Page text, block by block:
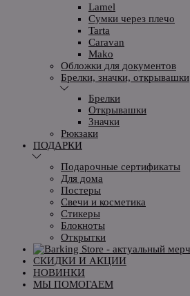
Lamel
Сумки через плечо
Tarta
Caravan
Mako
Обложки для документов
Брелки, значки, открывашки
Брелки
Открывашки
Значки
Рюкзаки
ПОДАРКИ
Подарочные сертификаты
Для дома
Постеры
Свечи и косметика
Стикеры
Блокноты
Открытки
СКИДКИ И АКЦИИ
НОВИНКИ
МЫ ПОМОГАЕМ